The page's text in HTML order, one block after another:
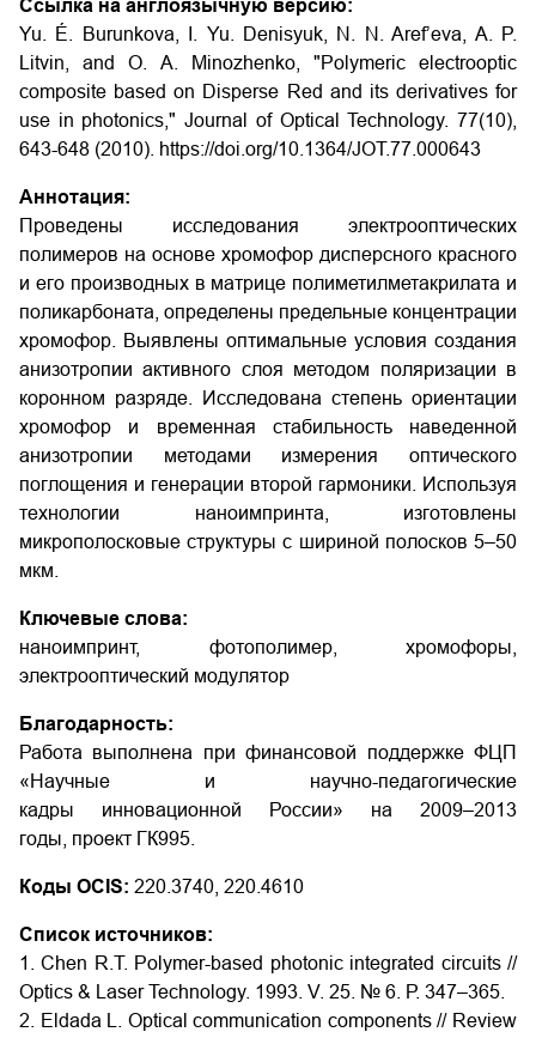
Ссылка на англоязычную версию:
Yu. É. Burunkova, I. Yu. Denisyuk, N. N. Aref’eva, A. P.
Litvin, and O. A. Minozhenko, "Polymeric electrooptic
composite based on Disperse Red and its derivatives for
use in photonics," Journal of Optical Technology. 77(10),
643-648 (2010). https://doi.org/10.1364/JOT.77.000643
Аннотация:
Проведены исследования электрооптических
полимеров на основе хромофор дисперсного красного
и его производных в матрице полиметилметакрилата и
поликарбоната, определены предельные концентрации
хромофор. Выявлены оптимальные условия создания
анизотропии активного слоя методом поляризации в
коронном разряде. Исследована степень ориентации
хромофор и временная стабильность наведенной
анизотропии методами измерения оптического
поглощения и генерации второй гармоники. Используя
технологии наноимпринта, изготовлены
микрополосковые структуры с шириной полосков 5–50
мкм.
Ключевые слова:
наноимпринт, фотополимер, хромофоры,
электрооптический модулятор
Благодарность:
Работа выполнена при финансовой поддержке ФЦП
«Научные и научно-педагогические
кадры инновационной России» на 2009–2013
годы, проект ГК995.
Коды OCIS: 220.3740, 220.4610
Список источников:
1. Chen R.T. Polymer-based photonic integrated circuits //
Optics & Laser Technology. 1993. V. 25. № 6. Р. 347–365.
2. Eldada L. Optical communication components // Review